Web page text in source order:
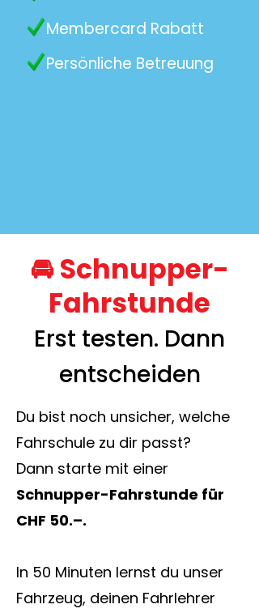
Membercard Rabatt
Persönliche Betreuung
🚘Schnupper-
Fahrstunde
Erst testen. Dann
entscheiden
Du bist noch unsicher, welche
Fahrschule zu dir passt?
Dann starte mit einer
Schnupper-Fahrstunde für
CHF 50.–.
In 50 Minuten lernst du unser
Fahrzeug, deinen Fahrlehrer